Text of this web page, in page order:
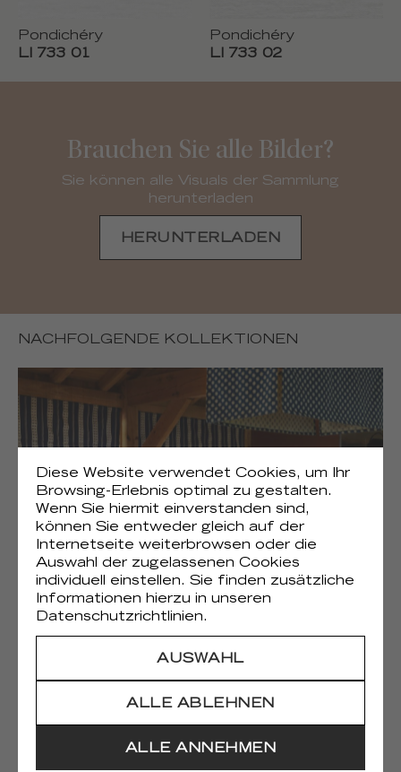
Pondichéry
LI 733 01
Pondichéry
LI 733 02
Brauchen Sie alle Bilder?
Sie können alle Visuals der Sammlung
herunterladen
HERUNTERLADEN
NACHFOLGENDE KOLLEKTIONEN
Onomichi (6)
Diese Website verwendet Cookies, um Ihr
Browsing-Erlebnis optimal zu gestalten.
Wenn Sie hiermit einverstanden sind,
können Sie entweder gleich auf der
Internetseite weiterbrowsen oder die
Auswahl der zugelassenen Cookies
individuell einstellen. Sie finden zusätzliche
Informationen hierzu in unseren
Datenschutzrichtlinien.
AUSWAHL
ALLE ABLEHNEN
ALLE ANNEHMEN